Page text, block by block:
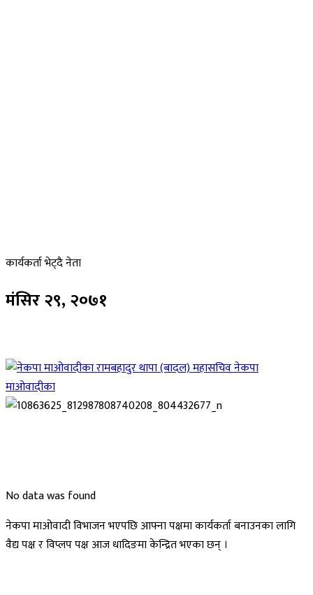
कार्यकर्ताभेट्दै नेता
मंसिर२९, २०७१
No data was found
नेकपा माओवादी विभाजन भएपछि आफ्ना पक्षमा कार्यकर्ता बनाउनका लागि
वैद्य पक्ष र विप्लप पक्ष आज धादिङमा केन्द्रित भएका छन् ।